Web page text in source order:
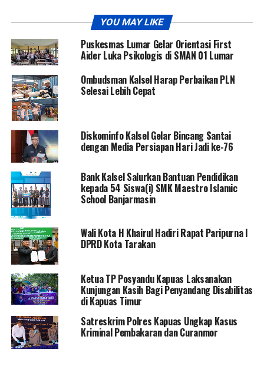
YOU MAY LIKE
Puskesmas Lumar Gelar Orientasi First
Aider Luka Psikologis di SMAN 01 Lumar
Ombudsman Kalsel Harap Perbaikan PLN
Selesai Lebih Cepat
Diskominfo Kalsel Gelar Bincang Santai
dengan Media Persiapan Hari Jadi ke-76
Bank Kalsel Salurkan Bantuan Pendidikan
kepada 54 Siswa(i) SMK Maestro Islamic
School Banjarmasin
Wali Kota H Khairul Hadiri Rapat Paripurna I
DPRD Kota Tarakan
Ketua TP Posyandu Kapuas Laksanakan
Kunjungan Kasih Bagi Penyandang Disabilitas
di Kapuas Timur
Satreskrim Polres Kapuas Ungkap Kasus
Kriminal Pembakaran dan Curanmor